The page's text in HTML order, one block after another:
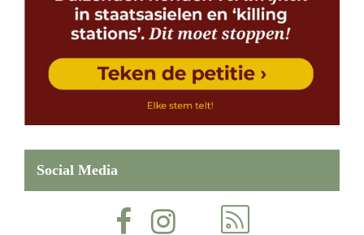
Social Media